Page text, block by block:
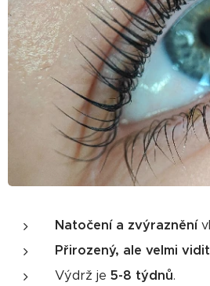
Natočení a zvýraznění
Přirozený, ale velmi
Výdrž je 5-8 týdnů.